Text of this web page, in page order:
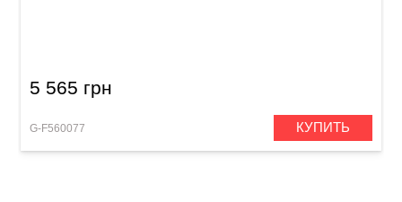
5 565 грн
G-F560077 КУПИТЬ